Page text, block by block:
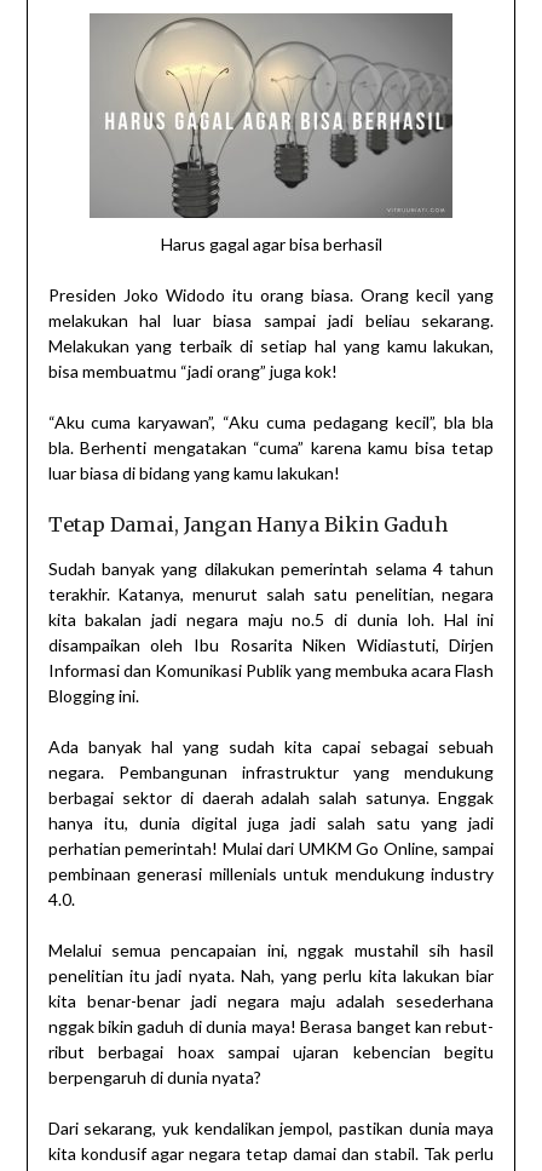
Harus gagal agar bisa berhasil
Presiden Joko Widodo itu orang biasa. Orang kecil yang
melakukan hal luar biasa sampai jadi beliau sekarang.
Melakukan yang terbaik di setiap hal yang kamu lakukan,
bisa membuatmu “jadi orang” juga kok!
“Aku cuma karyawan”, “Aku cuma pedagang kecil”, bla bla
bla. Berhenti mengatakan “cuma” karena kamu bisa tetap
luar biasa di bidang yang kamu lakukan!
Tetap Damai, Jangan Hanya Bikin Gaduh
Sudah banyak yang dilakukan pemerintah selama 4 tahun
terakhir. Katanya, menurut salah satu penelitian, negara
kita bakalan jadi negara maju no.5 di dunia loh. Hal ini
disampaikan oleh Ibu Rosarita Niken Widiastuti, Dirjen
Informasi dan Komunikasi Publik yang membuka acara Flash
Blogging ini.
Ada banyak hal yang sudah kita capai sebagai sebuah
negara. Pembangunan infrastruktur yang mendukung
berbagai sektor di daerah adalah salah satunya. Enggak
hanya itu, dunia digital juga jadi salah satu yang jadi
perhatian pemerintah! Mulai dari UMKM Go Online, sampai
pembinaan generasi millenials untuk mendukung industry
4.0.
Melalui semua pencapaian ini, nggak mustahil sih hasil
penelitian itu jadi nyata. Nah, yang perlu kita lakukan biar
kita benar-benar jadi negara maju adalah sesederhana
nggak bikin gaduh di dunia maya! Berasa banget kan rebut-
ribut berbagai hoax sampai ujaran kebencian begitu
berpengaruh di dunia nyata?
Dari sekarang, yuk kendalikan jempol, pastikan dunia maya
kita kondusif agar negara tetap damai dan stabil. Tak perlu